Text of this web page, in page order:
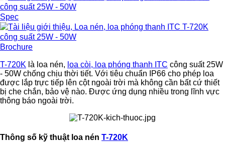
Spec
Brochure
T-720K là loa nén, loa còi, loa phóng thanh ITC công suất 25W
- 50W chống chịu thời tiết. Với tiêu chuẩn IP66 cho phép loa
được lắp trực tiếp lên cột ngoài trời mà không cần bất cứ thiết
bị che chắn, bảo vệ nào. Được ứng dụng nhiều trong lĩnh vực
thông báo ngoài trời.
Thông số kỹ thuật loa nén T-720K